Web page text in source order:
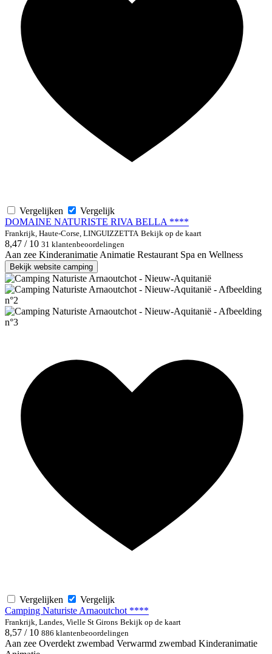
Vergelijken
Vergelijk
DOMAINE NATURISTE RIVA BELLA ****
Frankrijk, Haute-Corse, LINGUIZZETTA Bekijk op de kaart
8,47 / 10 31 klantenbeoordelingen
Aan zee KinderanimatieAnimatie Restaurant Spa en Wellness
Bekijk website camping
Vergelijken
Vergelijk
Camping Naturiste Arnaoutchot ****
Frankrijk, Landes, Vielle St Girons Bekijk op de kaart
8,57 / 10 886 klantenbeoordelingen
Aan zee Overdekt zwembad Verwarmd zwembad Kinderanimatie